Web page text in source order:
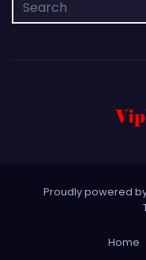
Proudly powered
Home